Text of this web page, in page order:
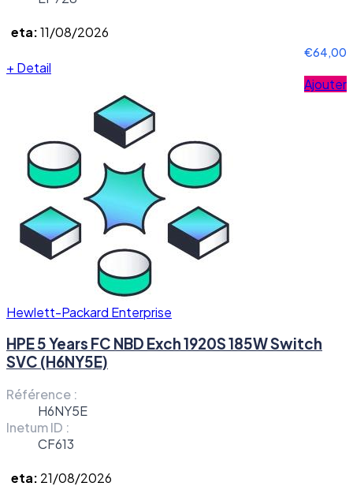
eta:11/08/2026
€64,00
+ Detail
Ajouter
Hewlett-Packard Enterprise
HPE 5 Years FC NBD Exch 1920S 185W Switch
SVC (H6NY5E)
Référence :
H6NY5E
Inetum ID :
CF613
eta: 21/08/2026